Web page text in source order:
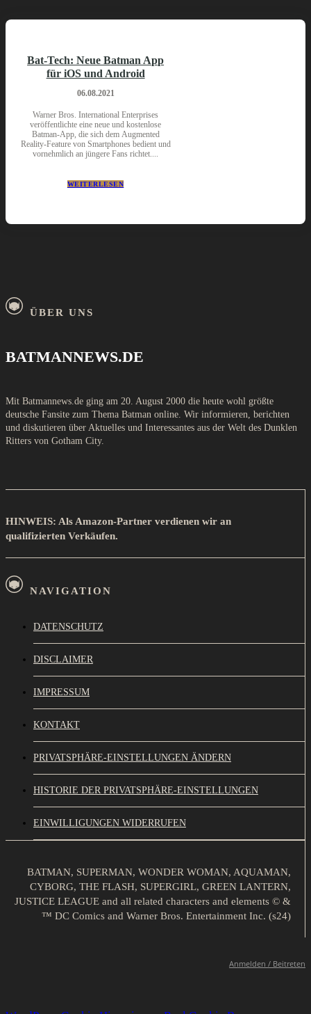
Bat-Tech: Neue Batman App
für iOS und Android
06.08.2021
Warner Bros. International Enterprises
veröffentlichte eine neue und kostenlose
Batman-App, die sich dem Augmented
Reality-Feature von Smartphones bedient und
vornehmlich an jüngere Fans richtet....
WEITERLESEN
ÜBER UNS
BATMANNEWS.DE
Mit Batmannews.de ging am 20. August 2000 die heute wohl größte
deutsche Fansite zum Thema Batman online. Wir informieren, berichten
und diskutieren über Aktuelles und Interessantes aus der Welt des Dunklen
Ritters von Gotham City.
HINWEIS: Als Amazon-Partner verdienen wir an
qualifizierten Verkäufen.
NAVIGATION
DATENSCHUTZ
DISCLAIMER
IMPRESSUM
KONTAKT
PRIVATSPHÄRE-EINSTELLUNGEN ÄNDERN
HISTORIE DER PRIVATSPHÄRE-EINSTELLUNGEN
EINWILLIGUNGEN WIDERRUFEN
BATMAN, SUPERMAN, WONDER WOMAN, AQUAMAN,
CYBORG, THE FLASH, SUPERGIRL, GREEN LANTERN,
JUSTICE LEAGUE and all related characters and elements © &
™ DC Comics and Warner Bros. Entertainment Inc. (s24)
Anmelden / Beitreten